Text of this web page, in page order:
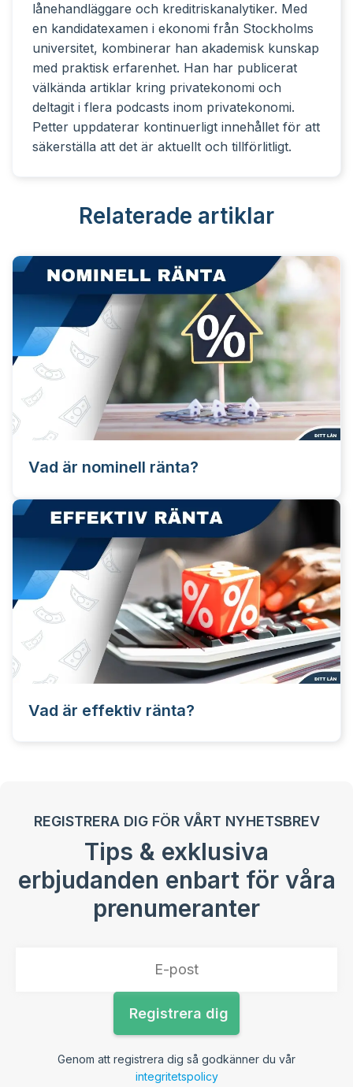
lånehandläggare och kreditriskanalytiker. Med
en kandidatexamen i ekonomi från Stockholms
universitet, kombinerar han akademisk kunskap
med praktisk erfarenhet. Han har publicerat
välkända artiklar kring privatekonomi och
deltagit i flera podcasts inom privatekonomi.
Petter uppdaterar kontinuerligt innehållet för att
säkerställa att det är aktuellt och tillförlitligt.
Relaterade artiklar
Vad är nominell ränta?
Vad är effektiv ränta?
REGISTRERA DIG FÖR VÅRT NYHETSBREV
Tips & exklusiva
erbjudanden enbart för våra
prenumeranter
Genom att registrera dig så godkänner du vår
integritetspolicy